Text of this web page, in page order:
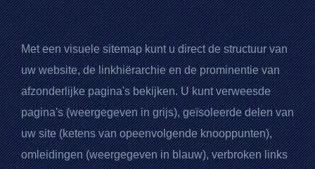
Met een visuele sitemap kunt u direct de structuur van
uw website, de linkhiërarchie en de prominentie van
afzonderlijke pagina's bekijken. U kunt verweesde
pagina's (weergegeven in grijs), geïsoleerde delen van
uw site (ketens van opeenvolgende knooppunten),
omleidingen (weergegeven in blauw), verbroken links